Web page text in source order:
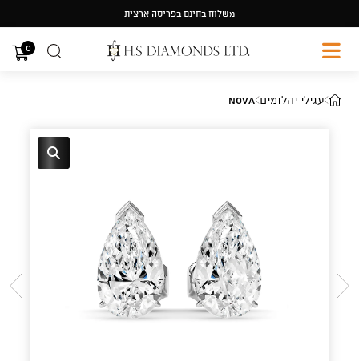
content
משלוח בחינם בפריסה ארצית
0
עגילי יהלומים Nova